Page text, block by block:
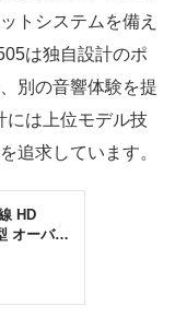
トシステムを備え
は独自設計のポ
別の音響体験を提
には上位モデル技
追求しています。